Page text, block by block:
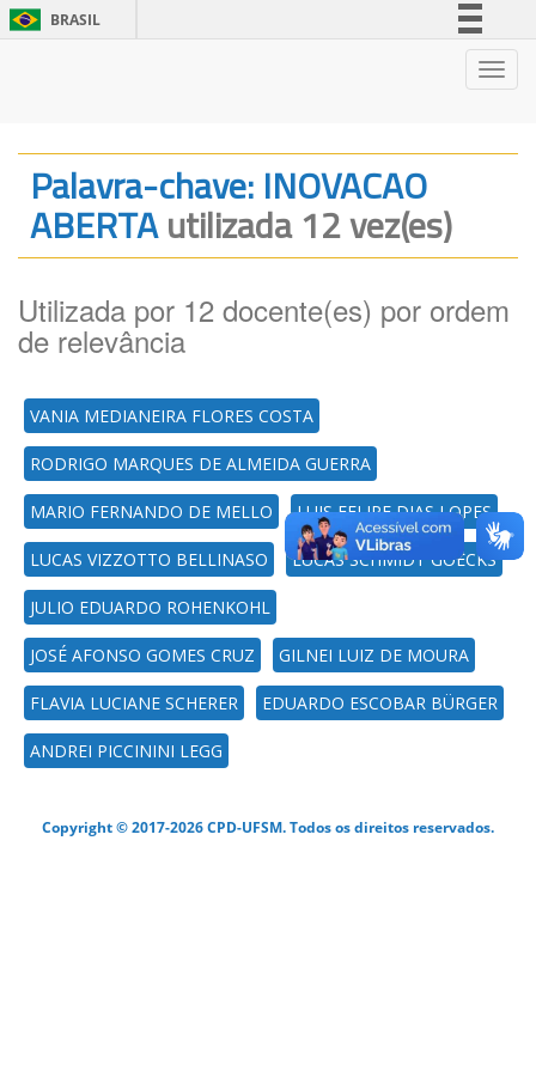
BRASIL
Legislação
Canais
Palavra-chave: INOVACAO
ABERTAutilizada 12 vez(es)
Utilizada por 12 docente(es) por ordem
de relevância
VANIA MEDIANEIRA FLORES COSTA
RODRIGO MARQUES DE ALMEIDA GUERRA
MARIO FERNANDO DE MELLO LUIS FELIPE DIAS LOPES
LUCAS VIZZOTTO BELLINASO LUCAS SCHMIDT GOECKS
JULIO EDUARDO ROHENKOHL
JOSÉ AFONSO GOMES CRUZ GILNEI LUIZ DE MOURA
FLAVIA LUCIANE SCHERER EDUARDO ESCOBAR BÜRGER
ANDREI PICCININI LEGG
Copyright © 2017-2026 CPD-UFSM. Todos os direitos reservados.